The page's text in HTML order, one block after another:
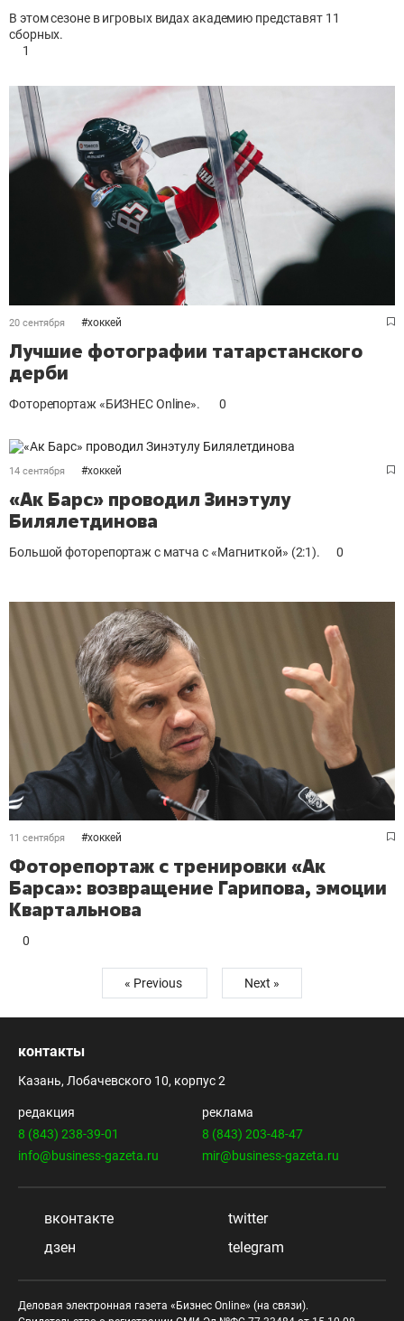
В этом сезоне в игровых видах академию представят 11
сборных.
1
20 сентября #хоккей
Лучшие фотографии татарстанского
дерби
Фоторепортаж «БИЗНЕС Online». 0
14 сентября #хоккей
«Ак Барс» проводил Зинэтулу
Билялетдинова
Большой фоторепортаж с матча с «Магниткой» (2:1). 0
11 сентября #хоккей
Фоторепортаж с тренировки «Ак
Барса»: возвращение Гарипова, эмоции
Квартальнова
0
« Previous Next »
контакты
Казань, Лобачевского 10, корпус 2
редакция
8 (843) 238-39-01
info@business-gazeta.ru
реклама
8 (843) 203-48-47
mir@business-gazeta.ru
вконтакте
twitter
дзен
telegram
Деловая электронная газета «Бизнес Online» (на связи).